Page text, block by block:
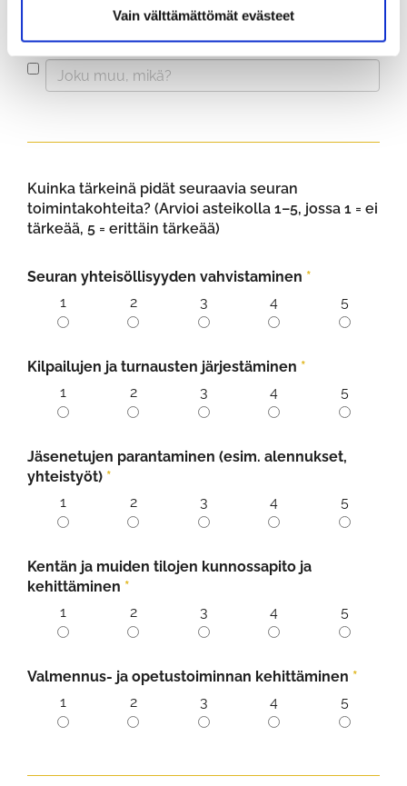
Vain välttämättömät evästeet
Lisäämällä golfiin liittymätöntä
tapahtumatarjontaa
Kuinka tärkeinä pidät seuraavia seuran
toimintakohteita? (Arvioi asteikolla 1–5, jossa 1 = ei
tärkeää, 5 = erittäin tärkeää)
Seuran yhteisöllisyyden vahvistaminen *
1
2 3 4 5
Kilpailujen ja turnausten järjestäminen *
1
2 3 4 5
Jäsenetujen parantaminen (esim. alennukset,
yhteistyöt) *
1
2 3 4 5
Kentän ja muiden tilojen kunnossapito ja
kehittäminen *
1
2 3 4 5
Valmennus- ja opetustoiminnan kehittäminen *
1
2 3 4 5